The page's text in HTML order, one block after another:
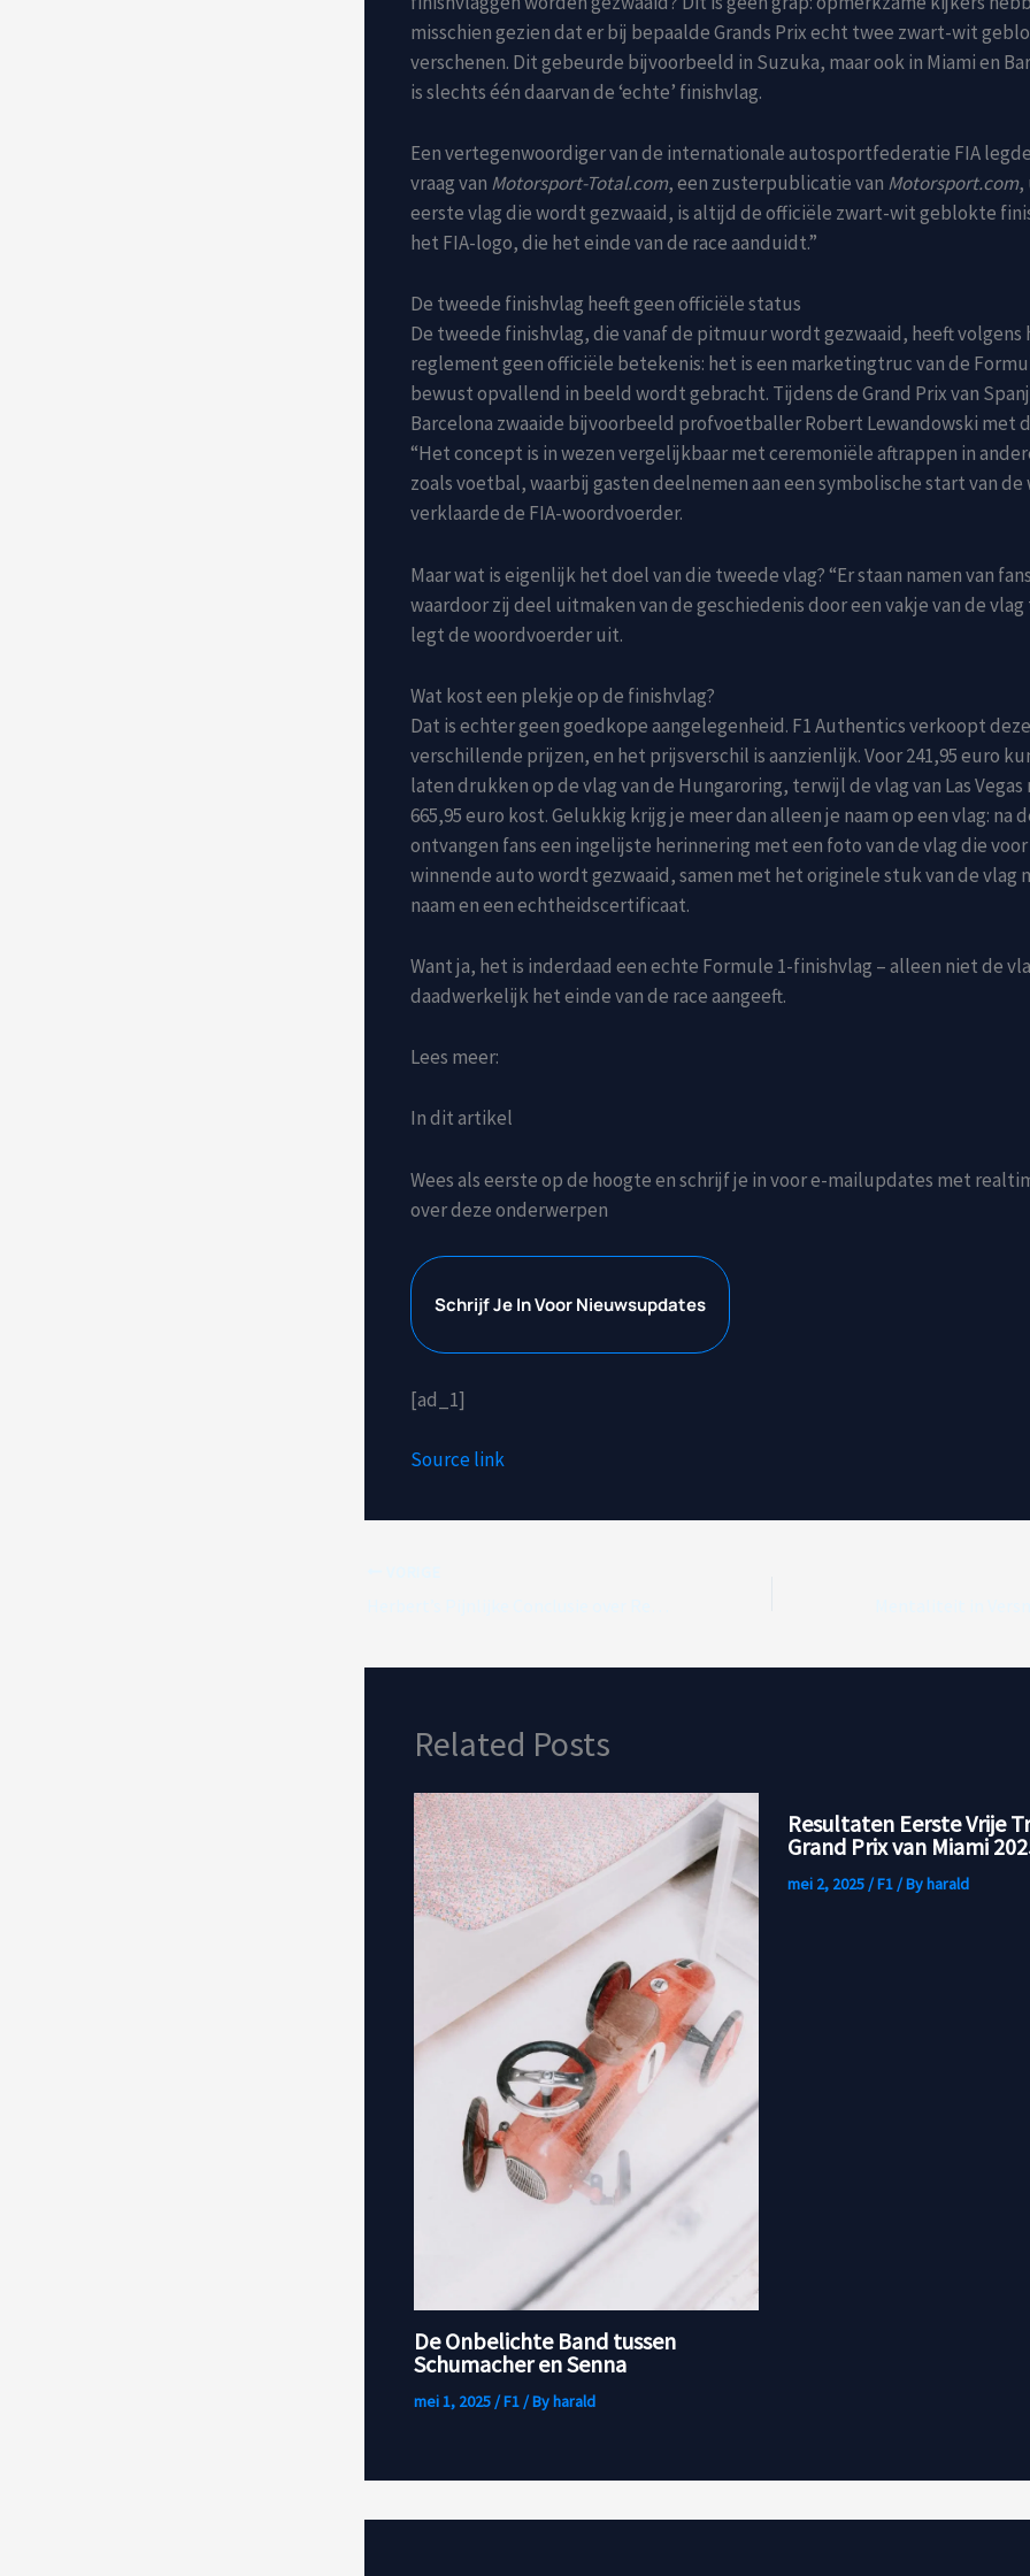
misschien gezien dat er bij bepaalde Grands Prix echt twee zwart-wit
verschenen. Dit gebeurde bijvoorbeeld in Suzuka, maar ook in Miami en
is slechts één daarvan de ‘echte’ finishvlag.
Een vertegenwoordiger van de internationale autosportfederatie FIA
vraag van Motorsport-Total.com, een zusterpublicatie van Motorsport.com,
eerste vlag die wordt gezwaaid, is altijd de officiële zwart-wit geblokte
het FIA-logo, die het einde van de race aanduidt.”
De tweede finishvlag heeft geen officiële status
De tweede finishvlag, die vanaf de pitmuur wordt gezwaaid, heeft volgens
reglement geen officiële betekenis: het is een marketingtruc van de
bewust opvallend in beeld wordt gebracht. Tijdens de Grand Prix van
Barcelona zwaaide bijvoorbeeld profvoetballer Robert Lewandowski met
“Het concept is in wezen vergelijkbaar met ceremoniële aftrappen in
zoals voetbal, waarbij gasten deelnemen aan een symbolische start van
verklaarde de FIA-woordvoerder.
Maar wat is eigenlijk het doel van die tweede vlag? “Er staan namen van
waardoor zij deel uitmaken van de geschiedenis door een vakje van de vlag
legt de woordvoerder uit.
Wat kost een plekje op de finishvlag?
Dat is echter geen goedkope aangelegenheid. F1 Authentics verkoopt
verschillende prijzen, en het prijsverschil is aanzienlijk. Voor 241,95 euro
laten drukken op de vlag van de Hungaroring, terwijl de vlag van Las
665,95 euro kost. Gelukkig krijg je meer dan alleen je naam op een vlag: na
ontvangen fans een ingelijste herinnering met een foto van de vlag die
winnende auto wordt gezwaaid, samen met het originele stuk van de vlag
naam en een echtheidscertificaat.
Want ja, het is inderdaad een echte Formule 1-finishvlag – alleen niet de
daadwerkelijk het einde van de race aangeeft.
Lees meer:
In dit artikel
Wees als eerste op de hoogte en schrijf je in voor e-mailupdates met
over deze onderwerpen
Schrijf Je In Voor Nieuwsupdates
[ad_1]
Source link
Related Posts
De Onbelichte Band tussen
Schumacher en Senna
mei 1, 2025/F1/ Byharald
Resultaten Eerste Vrije
Grand Prix van Miami
mei 2, 2025/F1/ Byharald